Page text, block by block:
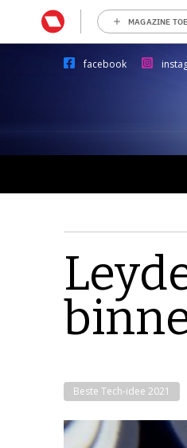
MAGAZINE
facebook
Beste Tech-idee 2021